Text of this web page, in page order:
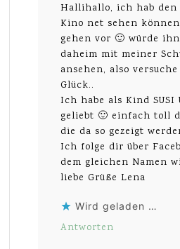
Hallihallo, ich hab
Kino net sehen
gehen vor 🙂 würde
daheim mit meiner
ansehen, also
Glück..
Ich habe als Kind SUSI
geliebt 🙂 einfach toll
die da so gezeigt
Ich folge dir über
dem gleichen Namen
liebe Grüße Lena
Wird geladen …
Antworten